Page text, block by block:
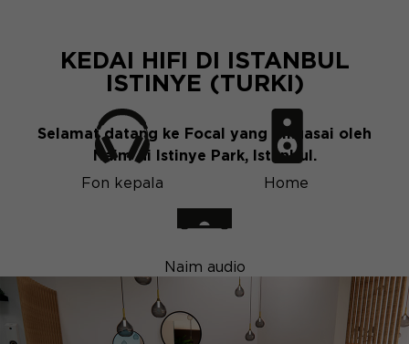
KEDAI HIFI DI ISTANBUL
ISTINYE (TURKI)
Selamat datang ke Focal yang dikuasai oleh
Naim di Istinye Park, Istanbul.
Fon kepala
Home
Naim audio